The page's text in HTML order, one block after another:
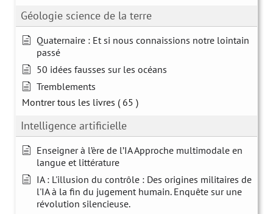
Géologie science de la terre
Quaternaire : Et si nous connaissions notre lointain
passé
50 idées fausses sur les océans
Tremblements
Montrer tous les livres ( 65 )
Intelligence artificielle
Enseigner à l’ère de l’IA Approche multimodale en
langue et littérature
IA : L'illusion du contrôle : Des origines militaires de
l'IA à la fin du jugement humain. Enquête sur une
révolution silencieuse.